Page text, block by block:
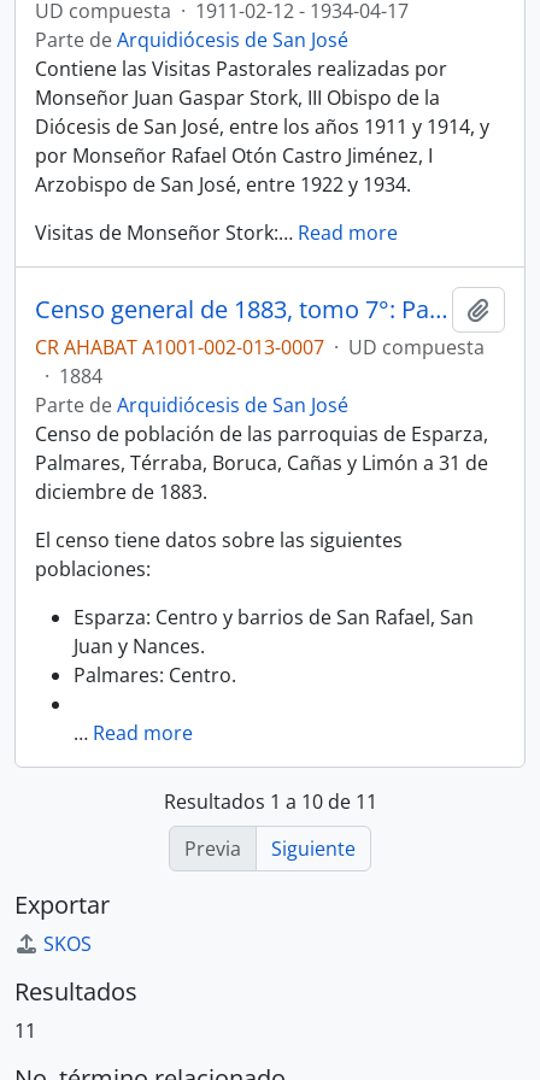
UD compuesta · 1911-02-12 - 1934-04-17
Parte deArquidiócesis de San José
Contiene las Visitas Pastorales realizadas por
Monseñor Juan Gaspar Stork, III Obispo de la
Diócesis de San José, entre los años 1911 y 1914, y
por Monseñor Rafael Otón Castro Jiménez, I
Arzobispo de San José, entre 1922 y 1934.
Visitas de Monseñor Stork:… Read more
Censo general de 1883, tomo 7°: Parroquias de Esparza, Palmares, Térraba, Boruca, Cañas y Limón
CR AHABAT A1001-002-013-0007 · UD compuesta
· 1884
Parte deArquidiócesis de San José
Censo de población de las parroquias de Esparza,
Palmares, Térraba, Boruca, Cañas y Limón a 31 de
diciembre de 1883.
El censo tiene datos sobre las siguientes
poblaciones:
Esparza: Centro y barrios de San Rafael, San
Juan y Nances.
Palmares: Centro.
… Read more
Resultados 1 a 10 de 11
Previa
Siguiente
Exportar
SKOS
Resultados
11